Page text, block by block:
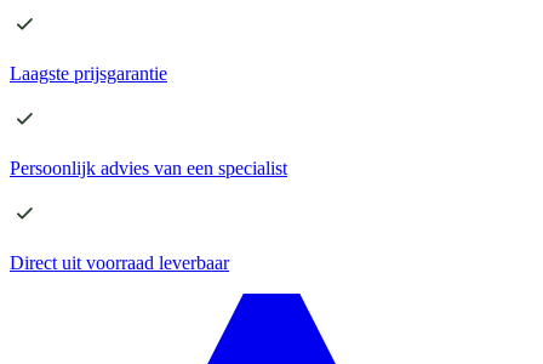
Laagste prijsgarantie
Persoonlijk advies van een specialist
Direct uit voorraad leverbaar